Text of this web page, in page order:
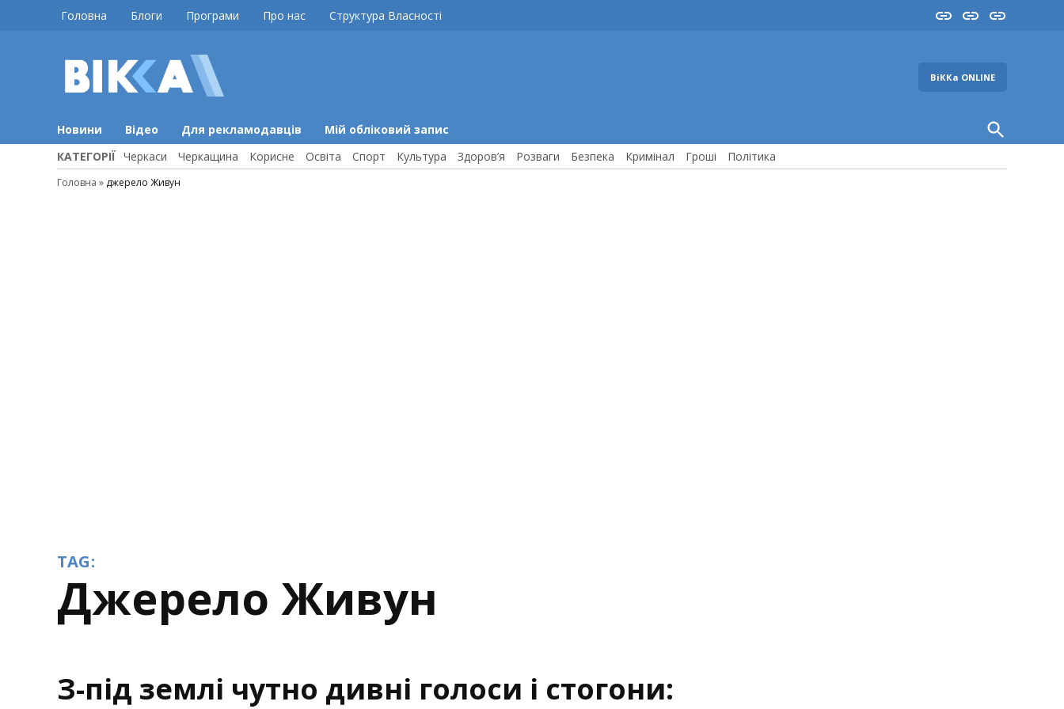
Головна Блоги Програми Про нас Структура Власності InstaYouTube
FB
ВіККа ONLINE
Новини Відео Для рекламодавців Мій обліковий запис
Open
Search
КАТЕГОРІЇ Черкаси Черкащина Корисне Освіта Спорт Культура Здоров’я Розваги Безпека Кримінал Гроші Політика
Головна » джерело Живун
TAG:
джерело Живун
З-під землі чутно дивні голоси і стогони: